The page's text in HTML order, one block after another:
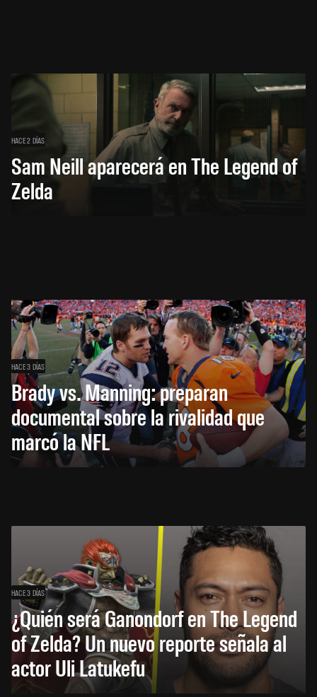
HACE 2 DÍAS
Sam Neill aparecerá en The Legend of
Zelda
HACE 3 DÍAS
Brady vs. Manning: preparan
documental sobre la rivalidad que
marcó la NFL
HACE 3 DÍAS
¿Quién será Ganondorf en The Legend
of Zelda? Un nuevo reporte señala al
actor Uli Latukefu